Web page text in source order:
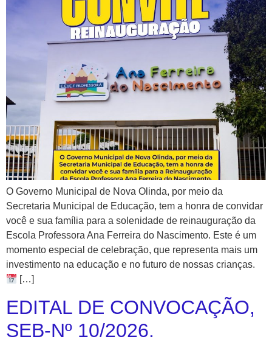
O Governo Municipal de Nova Olinda, por meio da
Secretaria Municipal de Educação, tem a honra de convidar
você e sua família para a solenidade de reinauguração da
Escola Professora Ana Ferreira do Nascimento. Este é um
momento especial de celebração, que representa mais um
investimento na educação e no futuro de nossas crianças.
[…]
EDITAL DE CONVOCAÇÃO,
SEB-Nº 10/2026.